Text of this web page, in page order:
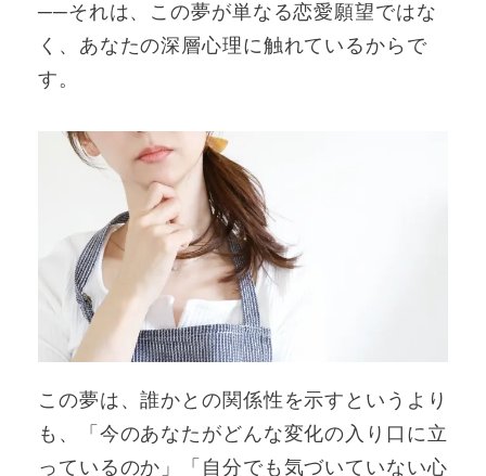
──それは、この夢が単なる恋愛願望ではな
く、あなたの深層心理に触れているからで
す。
この夢は、誰かとの関係性を示すというより
も、「今のあなたがどんな変化の入り口に立
っているのか」「自分でも気づいていない心